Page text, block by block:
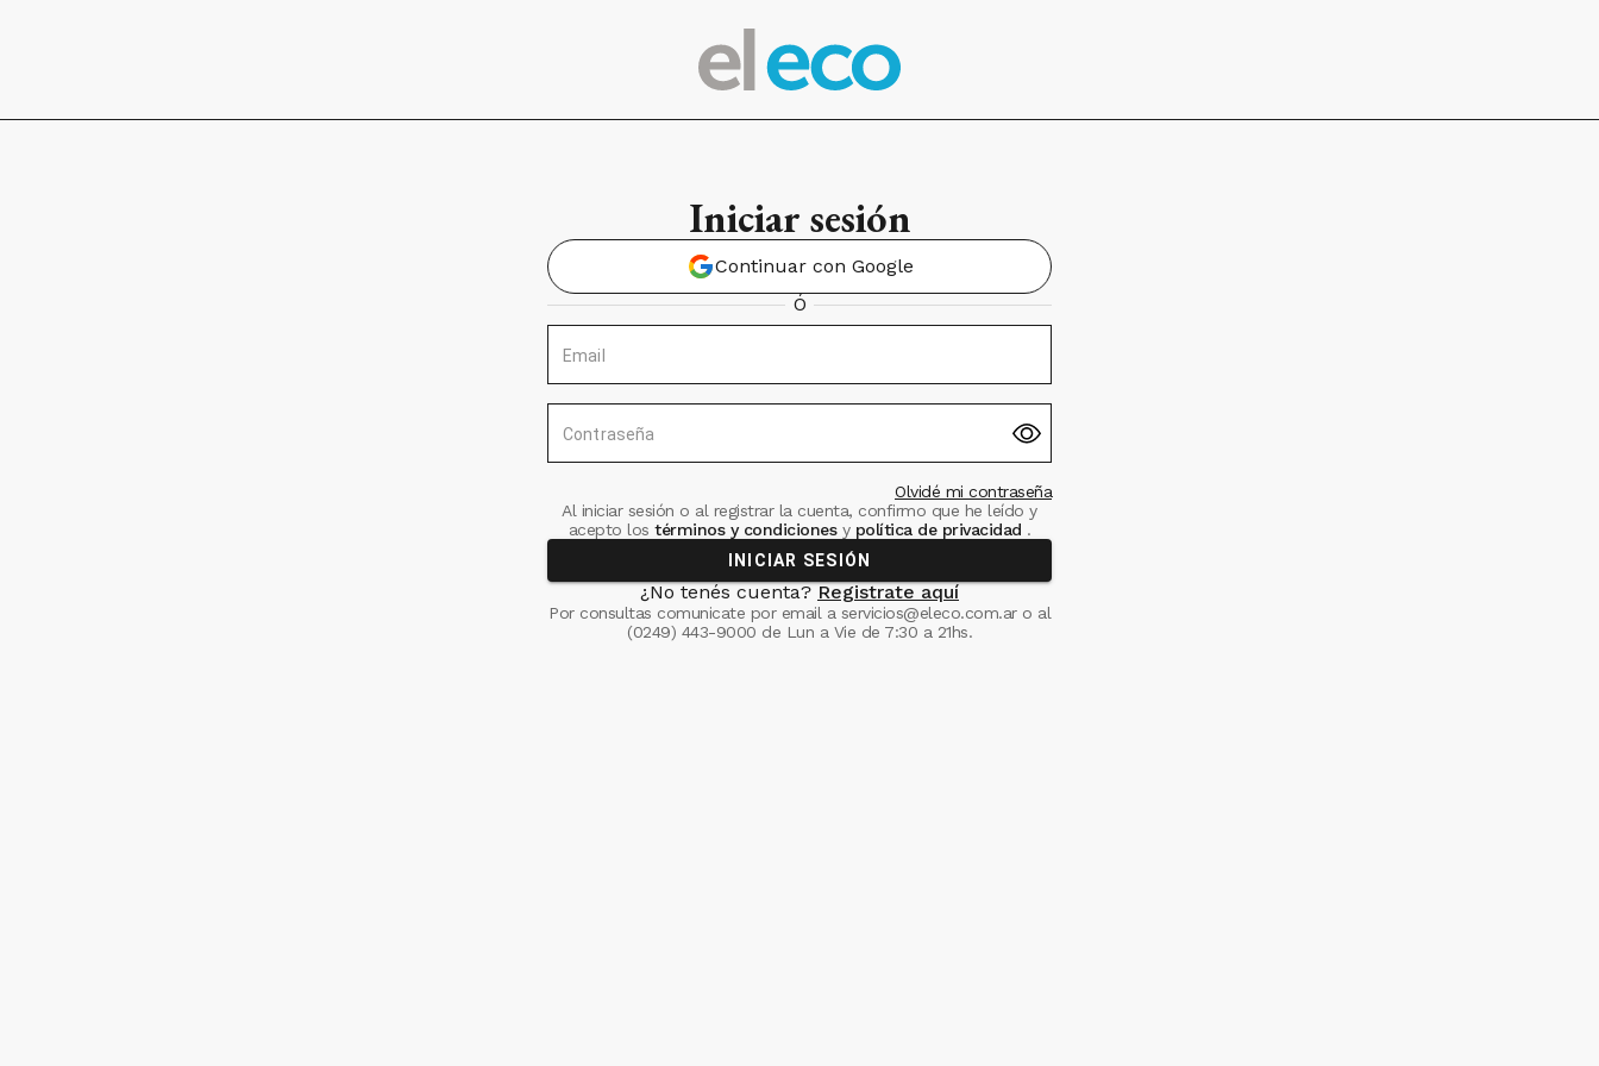
Iniciar sesión
Continuar con Google
Ó
Email
Contraseña
Olvidé mi contraseña
Al iniciar sesión o al registrar la cuenta, confirmo que he leído y
acepto los términos y condiciones ypolítica de privacidad .
INICIAR SESIÓN
¿No tenés cuenta? Registrate aquí
Por consultas comunicate por email a servicios@eleco.com.aro al
(0249) 443-9000 de Lun a Vie de 7:30 a 21hs.